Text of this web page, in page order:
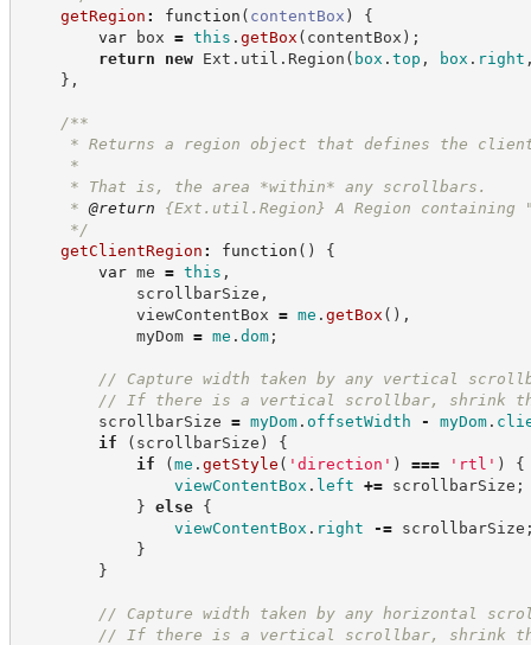
getRegion : function ( contentBox )
{
var box = this . getBox ( contentBox ) ;
return
new Ext . util . Region ( box . top , box . right
} ,
/**
* Returns a region object that defines the client
*
* That is, the area *within* any scrollbars.
* @return {Ext.util.Region}
A Region
*/
getClientRegion : function ( )
{
var me = this ,
scrollbarSize ,
viewContentBox = me . getBox ( ) ,
myDom = me . dom;
// Capture width taken by any vertical
// If there is a vertical scrollbar, shrink
scrollbarSize = myDom. offsetWidth - myDom.
if
( scrollbarSize )
{
if
(me . getStyle ( ' direction ' ) === ' rtl ' )
{
viewContentBox . left += scrollbarSize ;
} else
{
viewContentBox . right -= scrollbarSize
}
}
// Capture width taken by any horizontal
// If there is a vertical scrollbar, shrink